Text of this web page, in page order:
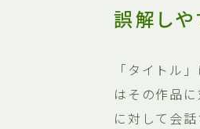
誤解しや
「タイトル
はその作品
に対して会